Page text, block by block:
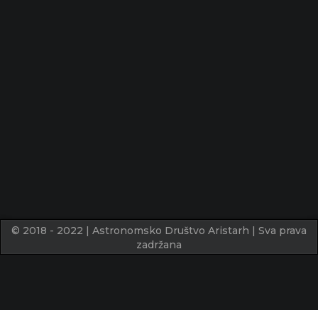
© 2018 - 2022 | Astronomsko Društvo Aristarh | Sva prava
zadržana